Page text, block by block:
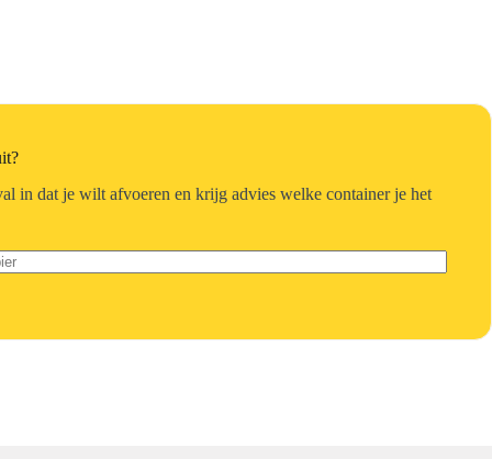
in dat je wilt afvoeren en krijg advies welke container je het